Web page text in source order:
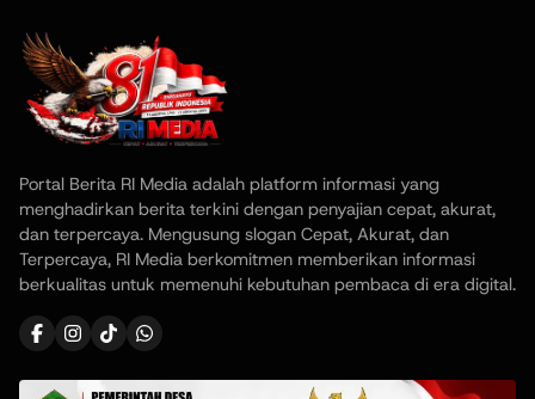
Portal Berita RI Media adalah platform informasi yang
menghadirkan berita terkini dengan penyajian cepat, akurat,
dan terpercaya. Mengusung slogan Cepat, Akurat, dan
Terpercaya, RI Media berkomitmen memberikan informasi
berkualitas untuk memenuhi kebutuhan pembaca di era digital.